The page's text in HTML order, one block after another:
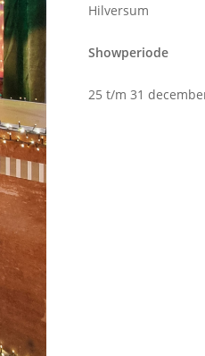
Hilversum
Showperiode
25 t/m 31